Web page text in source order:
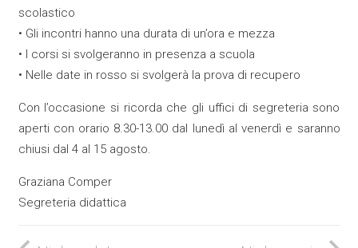
scolastico
• Gli incontri hanno una durata di un’ora e mezza
• I corsi si svolgeranno in presenza a scuola
• Nelle date in rosso si svolgerà la prova di recupero
Con l’occasione si ricorda che gli uffici di segreteria sono
aperti con orario 8.30-13.00 dal lunedì al venerdì e saranno
chiusi dal 4 al 15 agosto.
Graziana Comper
Segreteria didattica